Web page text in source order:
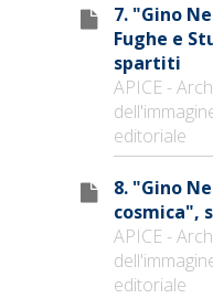
7. "Gino
Fughe e
spartiti
APICE -
editoriale
8. "Gino
cosmica",
APICE -
editoriale